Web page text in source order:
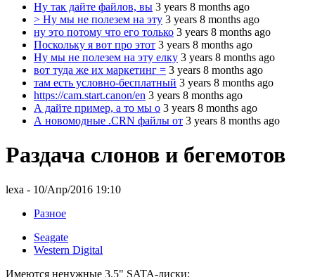
Ну так дайте файлов, вы 3 years 8 months ago
> Ну мы не полезем на эту 3 years 8 months ago
ну это потому что его только 3 years 8 months ago
Поскольку я вот про этот 3 years 8 months ago
Ну мы не полезем на эту елку 3 years 8 months ago
вот туда же их маркетинг = 3 years 8 months ago
там есть условно-бесплатный 3 years 8 months ago
https://cam.start.canon/en 3 years 8 months ago
А дайте пример, а то мы о 3 years 8 months ago
А новомодные .CRN файлы от 3 years 8 months ago
Раздача слонов и бегемотов
lexa - 10/Апр/2016 19:10
Разное
Seagate
Western Digital
Имеются ненужные 3.5" SATA-диски: